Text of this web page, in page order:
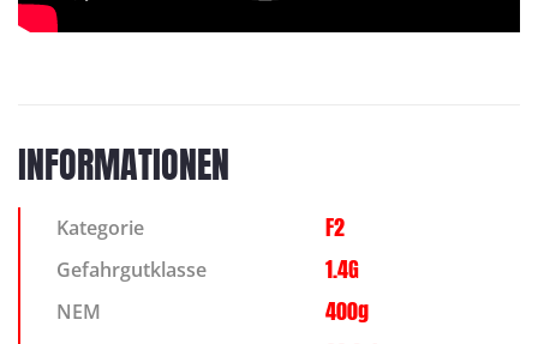
INFORMATIONEN
Kategorie F2
Gefahrgutklasse 1.4G
NEM 400g